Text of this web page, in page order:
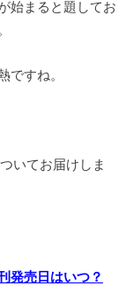
始まると題してお
ですね。
いてお届けしま
発売日はいつ？